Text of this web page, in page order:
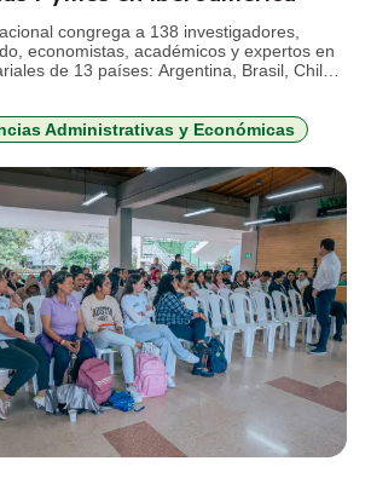
congrega a 138 investigadores,
economistas, académicos y expertos en
de 13 países: Argentina, Brasil, Chile,
para el Análisis Estratégico y
y Mediana Empresa, en todos […]
Administrativas y Económicas